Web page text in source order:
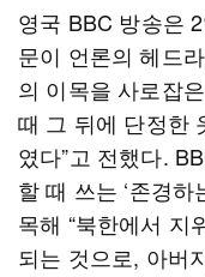
영국 BBC 방송은
문이 언론의 헤드
의 이목을 사로잡
때 그 뒤에 단정한
였다”고 전했다.
할 때 쓰는 ‘존경하
목해 “북한에서 지
되는 것으로, 아버